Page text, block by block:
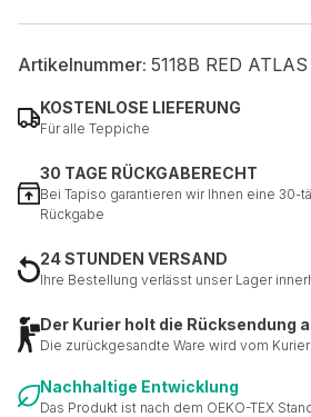
Artikelnummer: 5118B RED
KOSTENLOSE LIEFERUNG
Für alle Teppiche
30 TAGE RÜCKGABERECHT
Bei Tapiso garantieren wir Ihnen eine 30-
Rückgabe
24 STUNDEN VERSAND
Ihre Bestellung verlässt unser Lager
Der Kurier holt die Rücksendung
Die zurückgesandte Ware wird vom
Nachhaltige Entwicklung
Das Produkt ist nach dem OEKO-TEX